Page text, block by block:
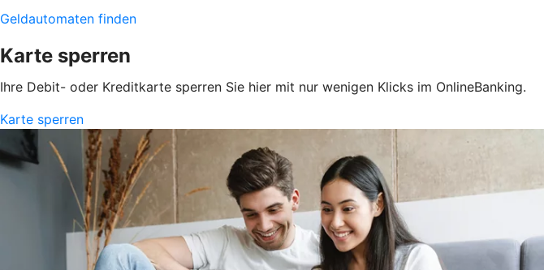
Geldautomaten finden
Karte sperren
Ihre Debit- oder Kreditkarte sperren Sie hier mit nur wenigen Klicks im OnlineBanking.
Karte sperren